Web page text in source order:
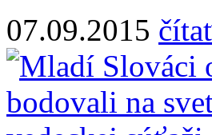
07.09.2015